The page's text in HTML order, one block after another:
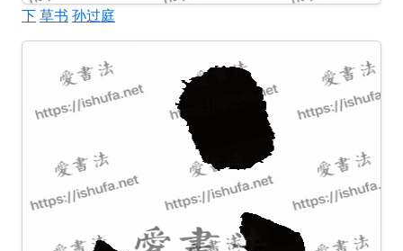
下草书 孙过庭